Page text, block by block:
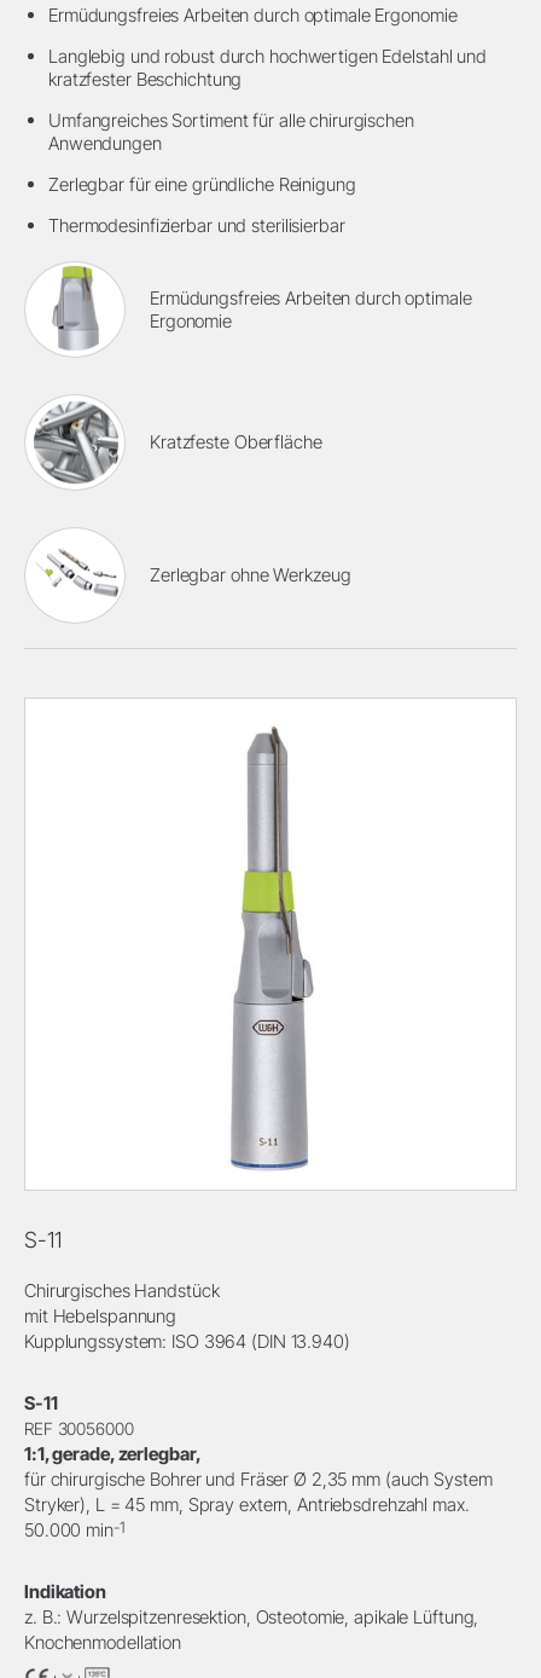
Ermüdungsfreies Arbeiten durch optimale Ergonomie
Langlebig und robust durch hochwertigen Edelstahl und
kratzfester Beschichtung
Umfangreiches Sortiment für alle chirurgischen
Anwendungen
Zerlegbar für eine gründliche Reinigung
Thermodesinfizierbar und sterilisierbar
Ermüdungsfreies Arbeiten durch optimale
Ergonomie
Kratzfeste Oberfläche
Zerlegbar ohne Werkzeug
S-11
Chirurgisches Handstück
mit Hebelspannung
Kupplungssystem: ISO 3964 (DIN 13.940)
S-11
REF 30056000
1:1, gerade, zerlegbar,
für chirurgische Bohrer und Fräser Ø 2,35 mm (auch System
Stryker), L = 45 mm, Spray extern, Antriebsdrehzahl max.
50.000 min-1
Indikation
z. B.: Wurzelspitzenresektion, Osteotomie, apikale Lüftung,
Knochenmodellation